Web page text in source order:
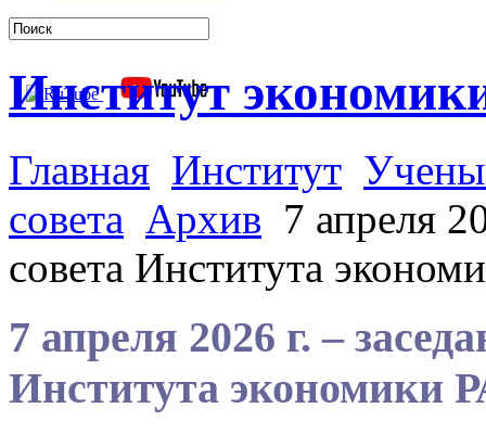
Институт
Главная Институт
совета Архив 7 апреля
совета Института
7 апреля 2026 г. –
Института экономики